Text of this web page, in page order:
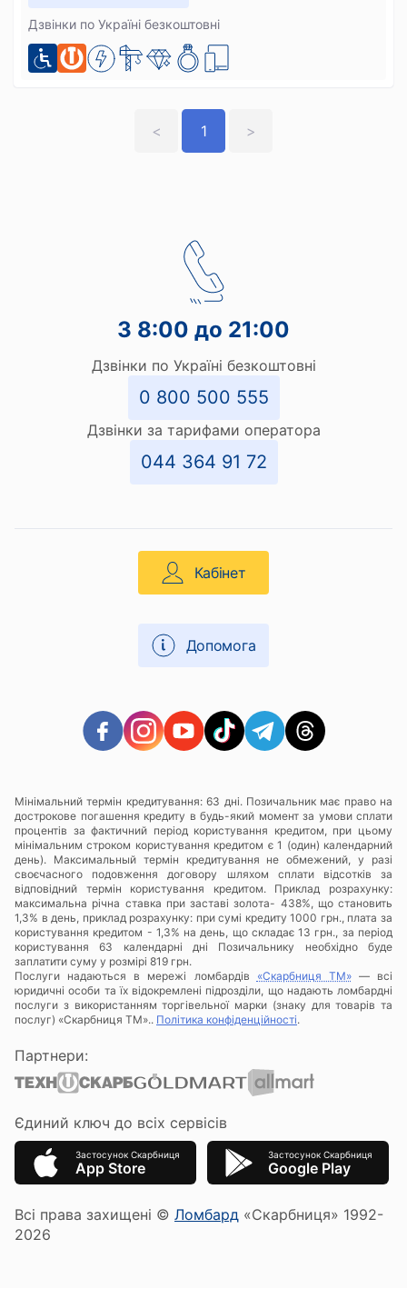
Дзвінки по Україні безкоштовні
< 1 >
З 8:00 до 21:00
Дзвінки по Україні безкоштовні
0 800 500 555
Дзвінки за тарифами оператора
044 364 91 72
Кабінет
Допомога
Мінімальний термін кредитування: 63 дні. Позичальник має право на
дострокове погашення кредиту в будь-який момент за умови сплати
процентів за фактичний період користування кредитом, при цьому
мінімальним строком користування кредитом є 1 (один) календарний
день). Максимальный термін кредитування не обмежений, у разі
своєчасного подовження договору шляхом сплати відсотків за
відповідний термін користування кредитом. Приклад розрахунку:
максимальна річна ставка при заставі золота- 438%, що становить
1,3% в день, приклад розрахунку: при сумі кредиту 1000 грн., плата за
користування кредитом - 1,3% на день, що складає 13 грн., за період
користування 63 календарні дні Позичальнику необхідно буде
заплатити суму у розмірі 819 грн.
Послуги надаються в мережі ломбардів «Скарбниця ТМ»— всі
юридичні особи та їх відокремлені підрозділи, що надають ломбардні
послуги з використанням торгівельної марки (знаку для товарів та
послуг) «Скарбниця ТМ».. Політика конфіденційності.
Партнери:
Єдиний ключ до всіх сервісів
Застосунок Скарбниця
App Store
Застосунок Скарбниця
Google Play
Всі права захищені © Ломбард «Скарбниця» 1992-
2026